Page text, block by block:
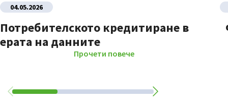
04.05.2026
Потребителското кредитиране в
ерата на данните
Прочети повече